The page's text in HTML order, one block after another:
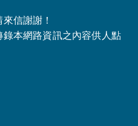
信謝謝！
本網路資訊之內容供人點